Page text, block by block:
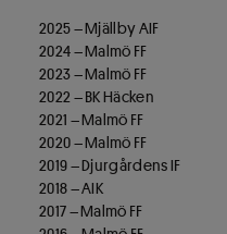
2025 – Mjällby AIF
2024 – Malmö FF
2023 – Malmö FF
2022 – BK Häcken
2021 – Malmö FF
2020 – Malmö FF
2019 – Djurgårdens IF
2018 – AIK
2017 – Malmö FF